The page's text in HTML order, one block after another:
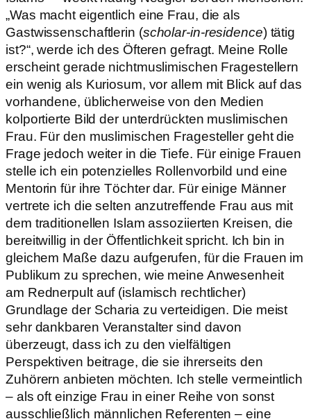
„Was macht eigentlich eine Frau, die als
Gastwissenschaftlerin (scholar-in-residence) tätig
ist?“, werde ich des Öfteren gefragt. Meine Rolle
erscheint gerade nichtmuslimischen Fragestellern
ein wenig als Kuriosum, vor allem mit Blick auf das
vorhandene, üblicherweise von den Medien
kolportierte Bild der unterdrückten muslimischen
Frau. Für den muslimischen Fragesteller geht die
Frage jedoch weiter in die Tiefe. Für einige Frauen
stelle ich ein potenzielles Rollenvorbild und eine
Mentorin für ihre Töchter dar. Für einige Männer
vertrete ich die selten anzutreffende Frau aus mit
dem traditionellen Islam assoziierten Kreisen, die
bereitwillig in der Öffentlichkeit spricht. Ich bin in
gleichem Maße dazu aufgerufen, für die Frauen im
Publikum zu sprechen, wie meine Anwesenheit
am Rednerpult auf (islamisch rechtlicher)
Grundlage der Scharia zu verteidigen. Die meist
sehr dankbaren Veranstalter sind davon
überzeugt, dass ich zu den vielfältigen
Perspektiven beitrage, die sie ihrerseits den
Zuhörern anbieten möchten. Ich stelle vermeintlich
– als oft einzige Frau in einer Reihe von sonst
ausschließlich männlichen Referenten – eine